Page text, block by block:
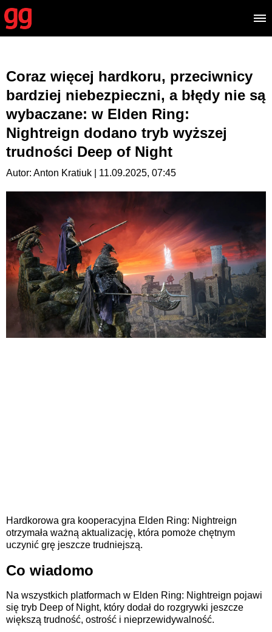
Coraz więcej hardkoru, przeciwnicy
bardziej niebezpieczni, a błędy nie są
wybaczane: w Elden Ring:
Nightreign dodano tryb wyższej
trudności Deep of Night
Autor: Anton Kratiuk | 11.09.2025, 07:45
Hardkorowa gra kooperacyjna Elden Ring: Nightreign
otrzymała ważną aktualizację, która pomoże chętnym
uczynić grę jeszcze trudniejszą.
Co wiadomo
Na wszystkich platformach w Elden Ring: Nightreign pojawi
się tryb Deep of Night, który dodał do rozgrywki jeszcze
większą trudność, ostrość i nieprzewidywalność.